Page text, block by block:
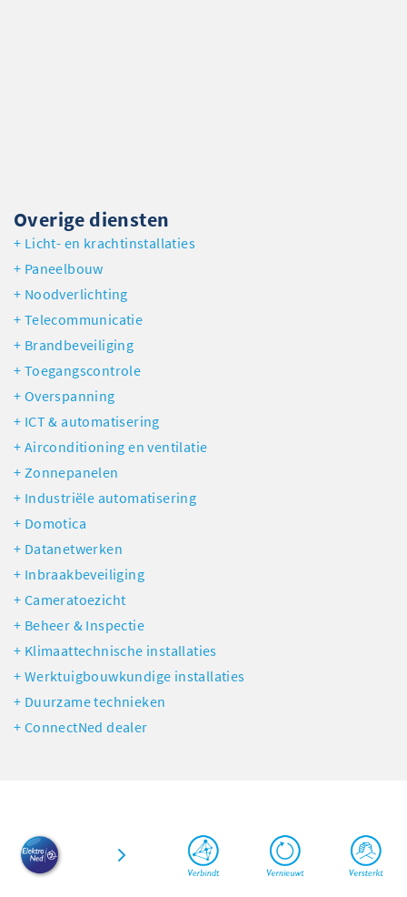
Overige diensten
Licht- en krachtinstallaties
Paneelbouw
Noodverlichting
Telecommunicatie
Brandbeveiliging
Toegangscontrole
Overspanning
ICT & automatisering
Airconditioning en ventilatie
Zonnepanelen
Industriële automatisering
Domotica
Datanetwerken
Inbraakbeveiliging
Cameratoezicht
Beheer & Inspectie
Klimaattechnische installaties
Werktuigbouwkundige installaties
Duurzame technieken
ConnectNed dealer